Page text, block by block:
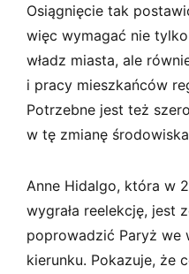
Osiągnięcie tak
więc wymagać nie
władz miasta, ale
i pracy mieszkańców
Potrzebne jest też
w tę zmianę
Anne Hidalgo, która w
wygrała reelekcję, jest
poprowadzić Paryż we
kierunku. Pokazuje, że